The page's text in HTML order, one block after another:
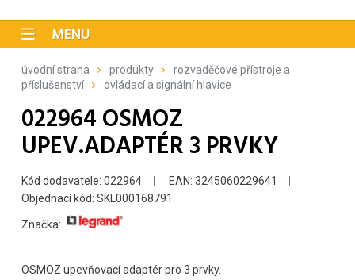
MENU
úvodní strana produkty
rozvaděčové přístroje a
příslušenství
ovládací a signální hlavice
022964 OSMOZ
UPEV.ADAPTÉR 3 PRVKY
Kód dodavatele: 022964
EAN: 3245060229641
Objednací kód: SKL000168791
Značka:
OSMOZ upevňovací adaptér pro 3 prvky.